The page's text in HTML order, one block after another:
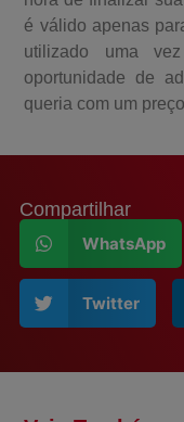
é válido apenas
utilizado uma
oportunidade de
queria com um
Compartilhar
WhatsApp
Twitter